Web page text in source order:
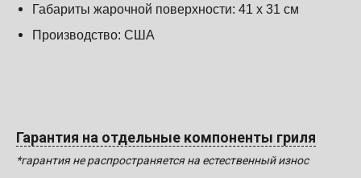
Габариты жарочной поверхности: 41 х 31 см
Производство: США
Гарантия на отдельные компоненты гриля
*гарантия не распространяется на естественный износ